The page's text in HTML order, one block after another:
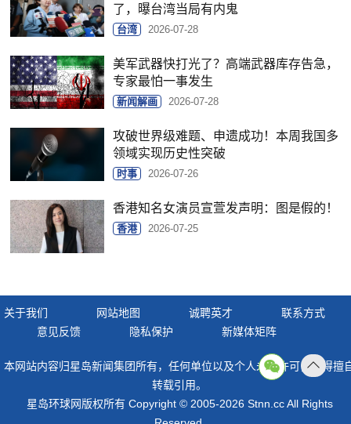
了，曝台湾当局有内鬼
台湾 2026-07-28
美军武器快打光了？高端武器库存告急，
专家最怕一事发生
新闻解画 2026-07-28
攻破世界级难题、申遗成功！本周我国多
领域实现历史性突破
时事 2026-07-26
香港知名女演员宣萱发声明：图是假的！
香港 2026-07-25
关于我们 网站地图 诚聘英才
联系方式
意见反馈
隐私保护 新媒体矩阵
本网站内容归星岛新闻集团所有，任何单位以及个人未经许可，不得擅
转载引用。
星岛环球网版权所有 Copyright © 2005-2026 Stnn.cc All Rights
顶部